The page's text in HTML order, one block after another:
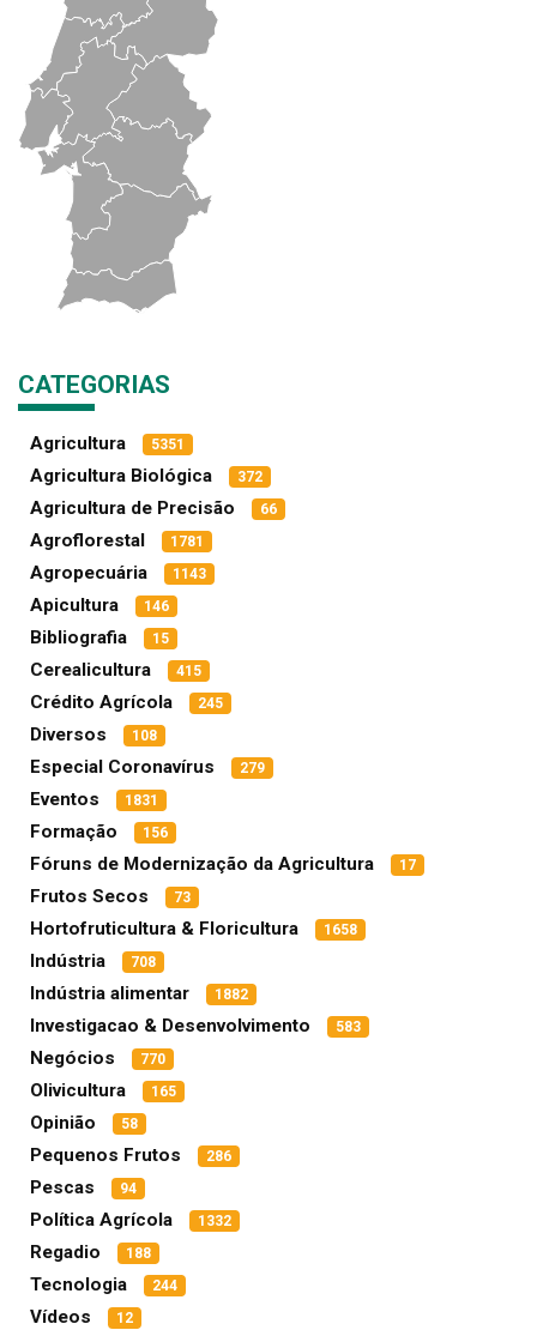
CATEGORIAS
Agricultura 5351
Agricultura Biológica 372
Agricultura de Precisão 66
Agroflorestal 1781
Agropecuária 1143
Apicultura 146
Bibliografia 15
Cerealicultura 415
Crédito Agrícola 245
Diversos 108
Especial Coronavírus 279
Eventos 1831
Formação 156
Fóruns de Modernização da Agricultura 17
Frutos Secos 73
Hortofruticultura & Floricultura 1658
Indústria 708
Indústria alimentar 1882
Investigacao & Desenvolvimento 583
Negócios 770
Olivicultura 165
Opinião 58
Pequenos Frutos 286
Pescas 94
Política Agrícola 1332
Regadio 188
Tecnologia 244
Vídeos 12